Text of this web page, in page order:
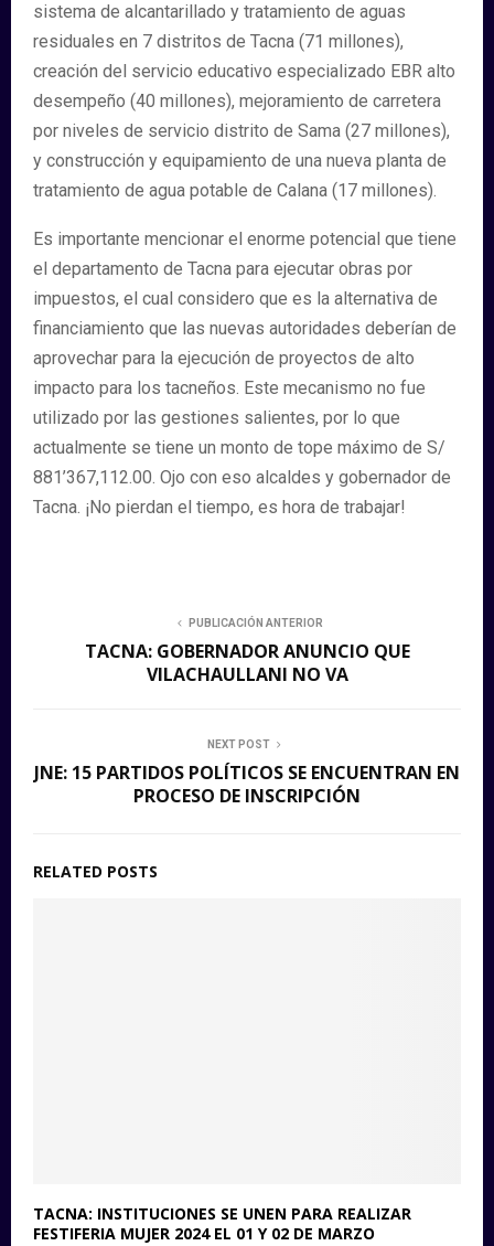
sistema de alcantarillado y tratamiento de aguas
residuales en 7 distritos de Tacna (71 millones),
creación del servicio educativo especializado EBR alto
desempeño (40 millones), mejoramiento de carretera
por niveles de servicio distrito de Sama (27 millones),
y construcción y equipamiento de una nueva planta de
tratamiento de agua potable de Calana (17 millones).
Es importante mencionar el enorme potencial que tiene
el departamento de Tacna para ejecutar obras por
impuestos, el cual considero que es la alternativa de
financiamiento que las nuevas autoridades deberían de
aprovechar para la ejecución de proyectos de alto
impacto para los tacneños. Este mecanismo no fue
utilizado por las gestiones salientes, por lo que
actualmente se tiene un monto de tope máximo de S/
881’367,112.00. Ojo con eso alcaldes y gobernador de
Tacna. ¡No pierdan el tiempo, es hora de trabajar!
PUBLICACIÓN ANTERIOR
TACNA: GOBERNADOR ANUNCIO QUE
VILACHAULLANI NO VA
NEXT POST
JNE: 15 PARTIDOS POLÍTICOS SE ENCUENTRAN EN
PROCESO DE INSCRIPCIÓN
RELATED POSTS
TACNA: INSTITUCIONES SE UNEN PARA REALIZAR
FESTIFERIA MUJER 2024 EL 01 Y 02 DE MARZO